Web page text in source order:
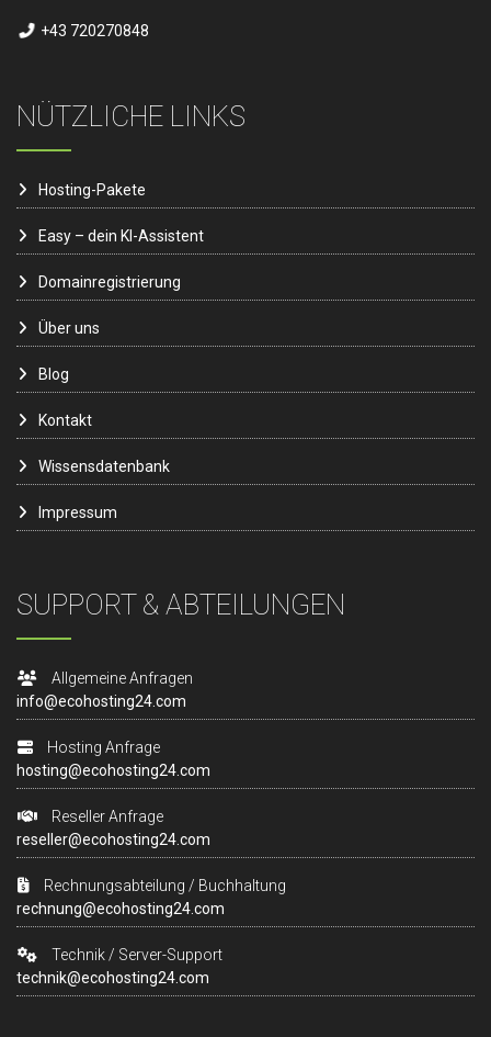
+43 720270848
NÜTZLICHE LINKS
Hosting-Pakete
Easy – dein KI-Assistent
Domainregistrierung
Über uns
Blog
Kontakt
Wissensdatenbank
Impressum
SUPPORT & ABTEILUNGEN
Allgemeine Anfragen
info@ecohosting24.com
Hosting Anfrage
hosting@ecohosting24.com
Reseller Anfrage
reseller@ecohosting24.com
Rechnungsabteilung / Buchhaltung
rechnung@ecohosting24.com
Technik / Server-Support
technik@ecohosting24.com